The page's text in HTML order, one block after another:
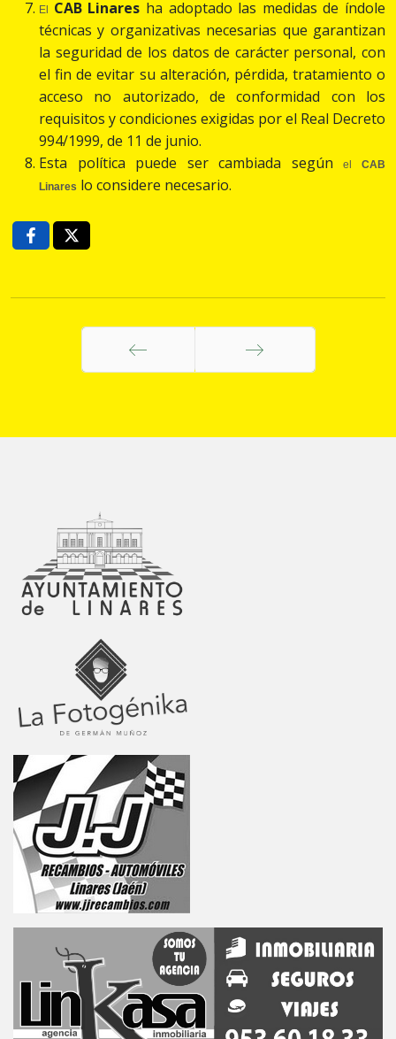
El CAB Linares ha adoptado las medidas de índole
técnicas y organizativas necesarias que garantizan
la seguridad de los datos de carácter personal, con
el fin de evitar su alteración, pérdida, tratamiento o
acceso no autorizado, de conformidad con los
requisitos y condiciones exigidas por el Real Decreto
994/1999, de 11 de junio.
Esta política puede ser cambiada segúnelCAB
Linares lo considere necesario.